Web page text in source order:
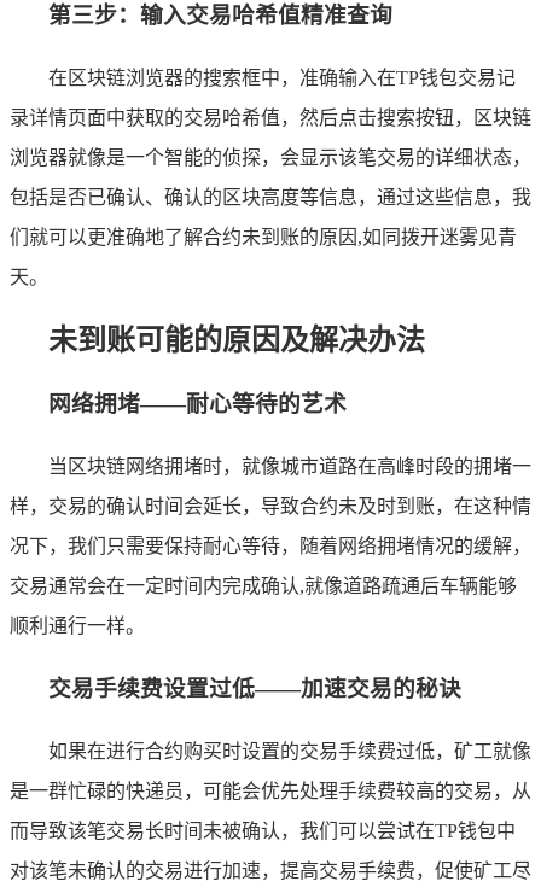
第三步：输入交易哈希值精准查询
在区块链浏览器的搜索框中，准确输入在TP钱包交易记
录详情页面中获取的交易哈希值，然后点击搜索按钮，区块链
浏览器就像是一个智能的侦探，会显示该笔交易的详细状态，
包括是否已确认、确认的区块高度等信息，通过这些信息，我
们就可以更准确地了解合约未到账的原因,如同拨开迷雾见青
天。
未到账可能的原因及解决办法
网络拥堵——耐心等待的艺术
当区块链网络拥堵时，就像城市道路在高峰时段的拥堵一
样，交易的确认时间会延长，导致合约未及时到账，在这种情
况下，我们只需要保持耐心等待，随着网络拥堵情况的缓解，
交易通常会在一定时间内完成确认,就像道路疏通后车辆能够
顺利通行一样。
交易手续费设置过低——加速交易的秘诀
如果在进行合约购买时设置的交易手续费过低，矿工就像
是一群忙碌的快递员，可能会优先处理手续费较高的交易，从
而导致该笔交易长时间未被确认，我们可以尝试在TP钱包中
对该笔未确认的交易进行加速，提高交易手续费，促使矿工尽